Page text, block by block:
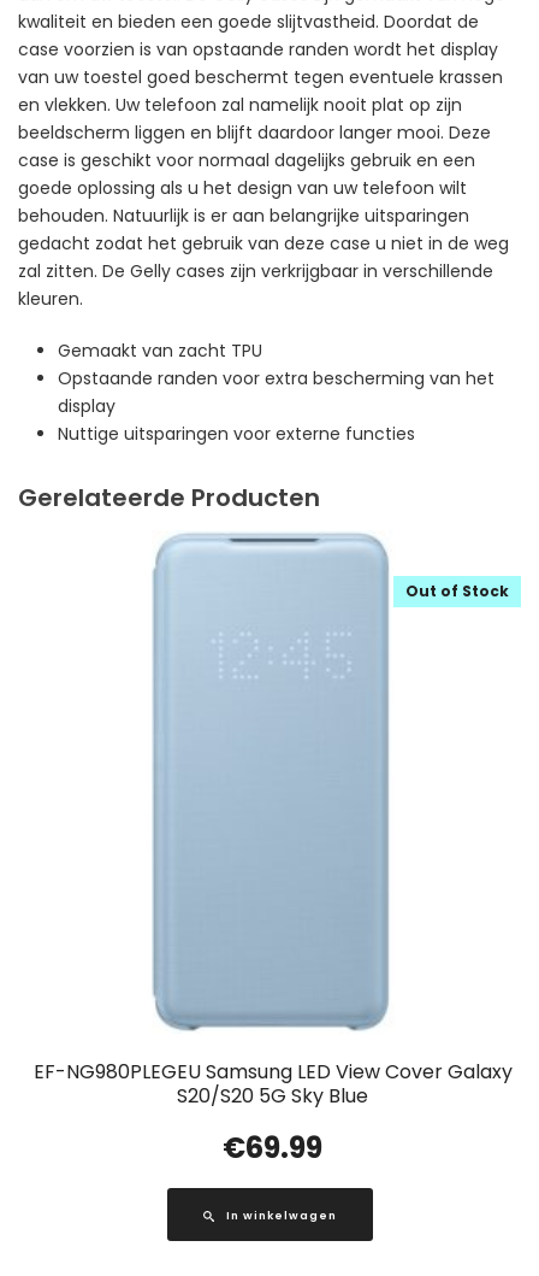
kwaliteit en bieden een goede slijtvastheid. Doordat de
case voorzien is van opstaande randen wordt het display
van uw toestel goed beschermt tegen eventuele krassen
en vlekken. Uw telefoon zal namelijk nooit plat op zijn
beeldscherm liggen en blijft daardoor langer mooi. Deze
case is geschikt voor normaal dagelijks gebruik en een
goede oplossing als u het design van uw telefoon wilt
behouden. Natuurlijk is er aan belangrijke uitsparingen
gedacht zodat het gebruik van deze case u niet in de weg
zal zitten. De Gelly cases zijn verkrijgbaar in verschillende
kleuren.
Gemaakt van zacht TPU
Opstaande randen voor extra bescherming van het
display
Nuttige uitsparingen voor externe functies
Gerelateerde Producten
EF-NG980PLEGEU Samsung LED View Cover Galaxy
S20/S20 5G Sky Blue
Out of Stock
€69.99
In winkelwagen